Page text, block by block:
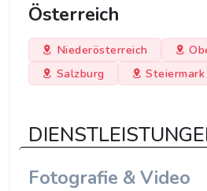
Österreich
Niederösterreich
Salzburg
Steiermark
Fotografie & Video